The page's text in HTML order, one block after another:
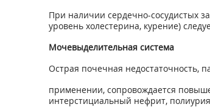
При наличии сердечно-сосудистых
уровень холестерина, курение)
Мочевыделительная система
Острая почечная недостаточность,
применении, сопровождается
интерстициальный нефрит,